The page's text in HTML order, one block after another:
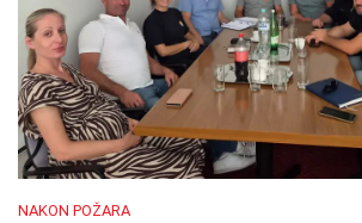
NAKON POŽARA